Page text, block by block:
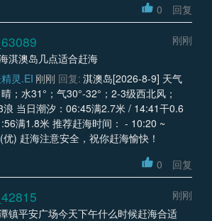
0 回复
刚刚
淇澳岛几点适合赶海
灵.EI 刚刚 回复: 淇澳岛[2026-8-9] 天气
；水31°；气30°-32°；2-3级西北风；
浪 当日潮汐：06:45满2.7米 / 14:41干0.6
满1.8米 推荐赶海时间： - 10:20 ~
) 赶海注意安全，祝你赶海愉快！
0 回复
刚刚
镇平安广场今天下午什么时候赶海合适